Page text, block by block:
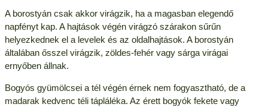
A borostyán csak akkor virágzik, ha a magasban elegendő
napfényt kap. A hajtások végén virágzó szárakon sűrűn
helyezkednek el a levelek és az oldalhajtások. A borostyán
általában ősszel virágzik, zöldes-fehér vagy sárga virágai
ernyőben állnak.
Bogyós gyümölcsei a tél végén érnek nem fogyasztható, de a
madarak kedvenc téli tápláléka. Az érett bogyók fekete vagy